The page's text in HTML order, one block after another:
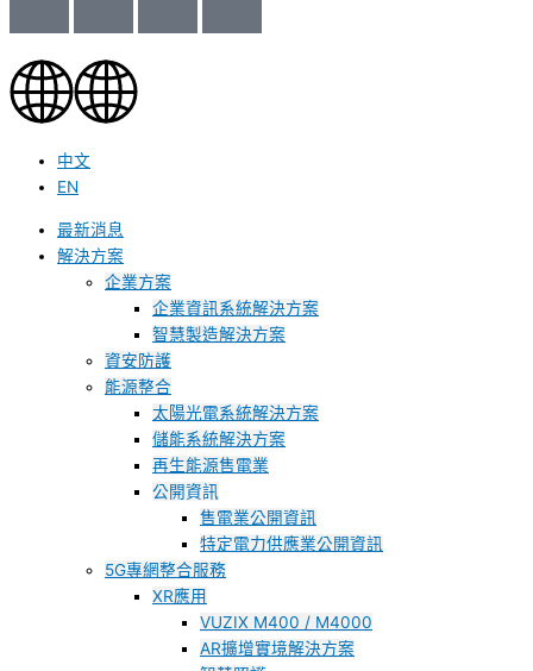
中文
EN
最新消息
解決方案
企業方案
企業資訊系統解決方案
智慧製造解決方案
資安防護
能源整合
太陽光電系統解決方案
儲能系統解決方案
再生能源售電業
公開資訊
售電業公開資訊
特定電力供應業公開資訊
5G專網整合服務
XR應用
VUZIX M400 / M4000
AR擴增實境解決方案